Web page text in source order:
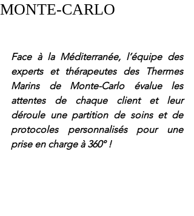
MONTE-CARLO
Face à la Méditerranée, l’équipe des
experts et thérapeutes des Thermes
Marins de Monte-Carlo évalue les
attentes de chaque client et leur
déroule une partition de soins et de
protocoles personnalisés pour une
prise en charge à 360° !